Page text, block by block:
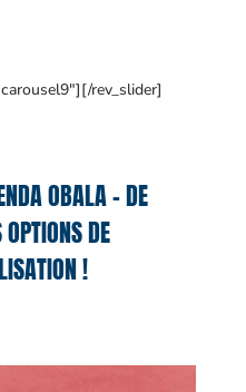
rev_slider]
OBALA – DE
DE
!